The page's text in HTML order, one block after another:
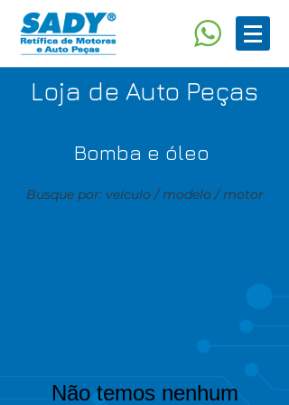
Loja de Auto Peças
Bomba e óleo
Busque por: veículo / modelo / motor
Não temos nenhum